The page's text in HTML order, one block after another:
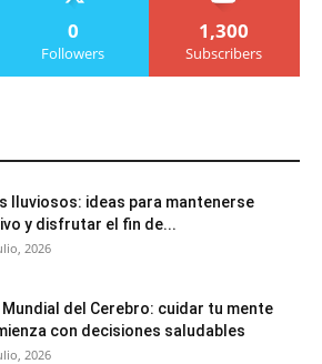
0
Followers
1,300
Subscribers
lluviosos: ideas para mantenerse
y disfrutar el fin de...
2026
Mundial del Cerebro: cuidar tu mente
con decisiones saludables
2026